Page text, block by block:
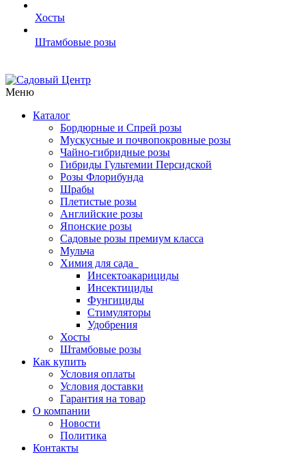
Хосты
Штамбовые розы
Меню
Каталог
Бордюрные и Спрей розы
Мускусные и почвопокровные розы
Чайно-гибридные розы
Гибриды Гультемии Персидской
Розы Флорибунда
Шрабы
Плетистые розы
Английские розы
Японские розы
Садовые розы премиум класса
Мульча
Химия для сада
Инсектоакарициды
Инсектициды
Фунгициды
Стимуляторы
Удобрения
Хосты
Штамбовые розы
Как купить
Условия оплаты
Условия доставки
Гарантия на товар
О компании
Новости
Политика
Контакты